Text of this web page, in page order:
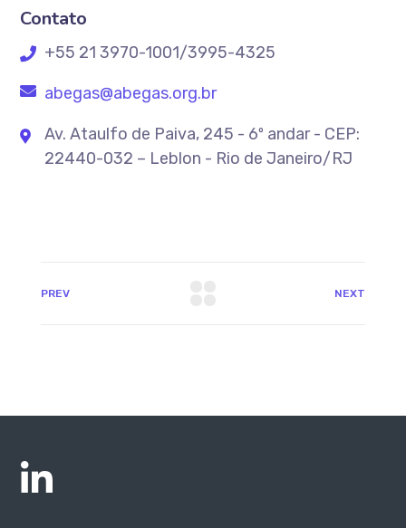
Contato
+55 21 3970-1001/3995-4325
abegas@abegas.org.br
Av. Ataulfo de Paiva, 245 - 6º andar - CEP:
22440-032 – Leblon - Rio de Janeiro/RJ
PREV NEXT